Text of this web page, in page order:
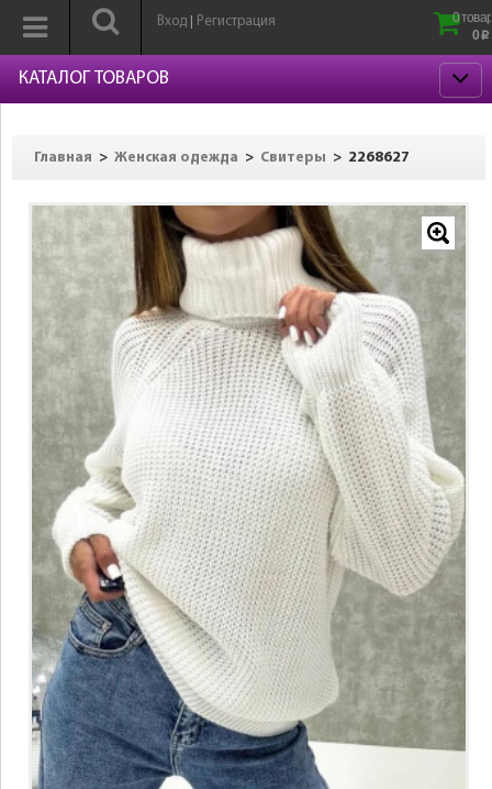
Вход Регистрация
0
0 p
КАТАЛОГ ТОВАРОВ
Главная > Женская одежда > Свитеры > 2268627